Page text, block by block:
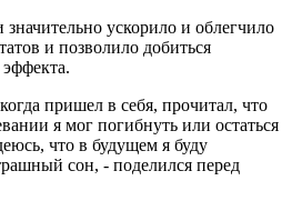
ускорило и облегчило
и позволило добиться
пришел в себя, прочитал, что
я мог погибнуть или остаться
что в будущем я буду
сон, - поделился перед